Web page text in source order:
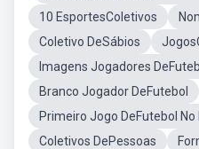
10 EsportesColetivos
Coletivo DeSábios
Imagens Jogadores
Branco Jogador DeFutebol
Primeiro Jogo DeFutebol No
Coletivos DePessoas